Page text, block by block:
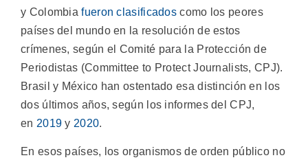
y Colombiafueron clasificados como los peores
países del mundo en la resolución de estos
crímenes, según el Comité para la Protección de
Periodistas (Committee to Protect Journalists, CPJ).
Brasil y México han ostentado esa distinción en los
dos últimos años, según los informes del CPJ,
en 2019 y 2020.
En esos países, los organismos de orden público no